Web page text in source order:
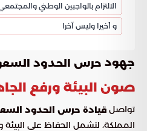
الالتزام بالواجبين الوطني
و أخيرا وليس آخرا
جهود حرس الحدود
صون البيئة ورفع
تواصل قيادة حرس الحدود
المملكة، لتشمل الحفاظ على